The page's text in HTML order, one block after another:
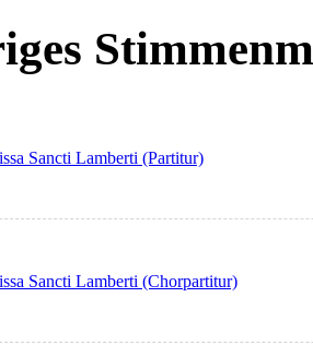
Sancti Lamberti (Partitur)
Sancti Lamberti (Chorpartitur)